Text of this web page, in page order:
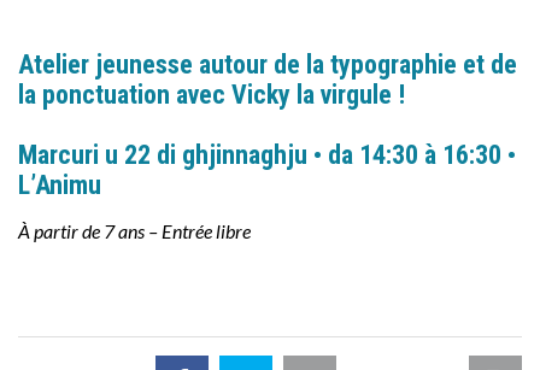
Atelier jeunesse autour de la typographie et de
la ponctuation avec Vicky la virgule !
Marcuri u 22 di ghjinnaghju • da 14:30 à 16:30 •
L’Animu
À partir de 7 ans – Entrée libre